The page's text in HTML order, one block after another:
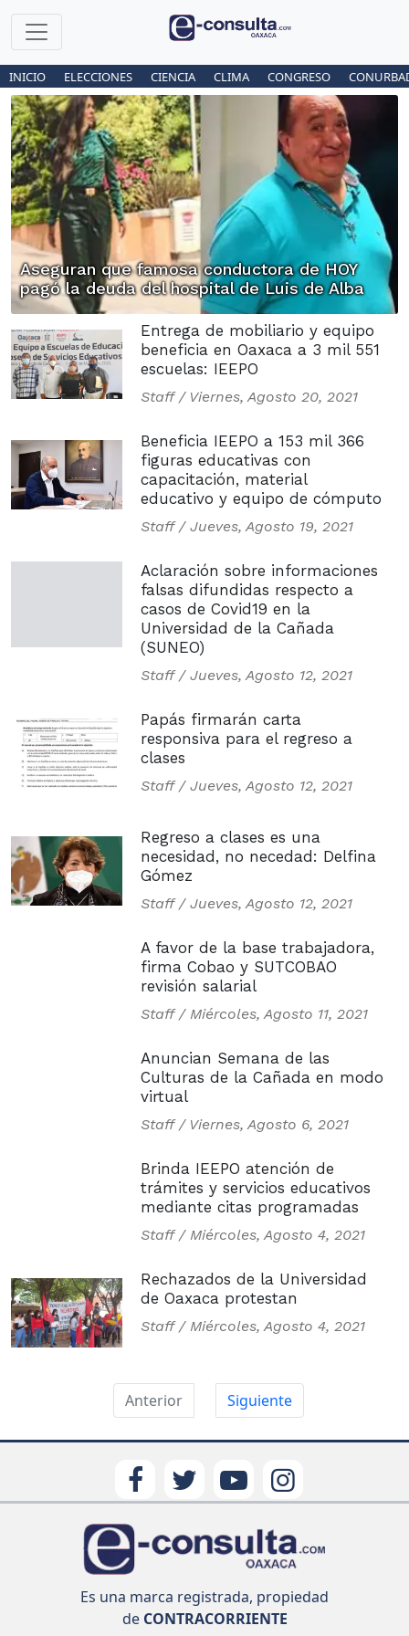
INICIO ELECCIONES CIENCIA CLIMA CONGRESO
Aseguran que famosa conductora de HOY
pagó la deuda del hospital de Luis de Alba
Entrega de mobiliario y equipo
beneficia en Oaxaca a 3 mil 551
escuelas: IEEPO
Staff / Viernes, Agosto 20, 2021
Beneficia IEEPO a 153 mil 366
figuras educativas con
capacitación, material
educativo y equipo de cómputo
Staff / Jueves, Agosto 19, 2021
Aclaración sobre informaciones
falsas difundidas respecto a
casos de Covid19 en la
Universidad de la Cañada
(SUNEO)
Staff / Jueves, Agosto 12, 2021
Papás firmarán carta
responsiva para el regreso a
clases
Staff / Jueves, Agosto 12, 2021
Regreso a clases es una
necesidad, no necedad: Delfina
Gómez
Staff / Jueves, Agosto 12, 2021
A favor de la base trabajadora,
firma Cobao y SUTCOBAO
revisión salarial
Staff / Miércoles, Agosto 11, 2021
Anuncian Semana de las
Culturas de la Cañada en modo
virtual
Staff / Viernes, Agosto 6, 2021
Brinda IEEPO atención de
trámites y servicios educativos
mediante citas programadas
Staff / Miércoles, Agosto 4, 2021
Rechazados de la Universidad
de Oaxaca protestan
Staff / Miércoles, Agosto 4, 2021
Anterior Siguiente
Es una marca registrada, propiedad
deCONTRACORRIENTE